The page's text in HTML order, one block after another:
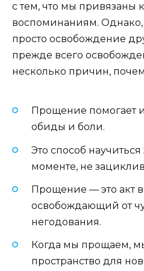
с тем, что мы привязаны
воспоминаниям.
просто освобождение
прежде всего
несколько причин,
Прощение помогает
обиды и боли.
Это способ
моменте, не
Прощение — это акт
освобождающий от
негодования.
Когда мы прощаем,
пространство для